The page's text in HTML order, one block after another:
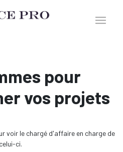
pour
vos projets
voir le chargé d'affaire en charge de
celui-ci.